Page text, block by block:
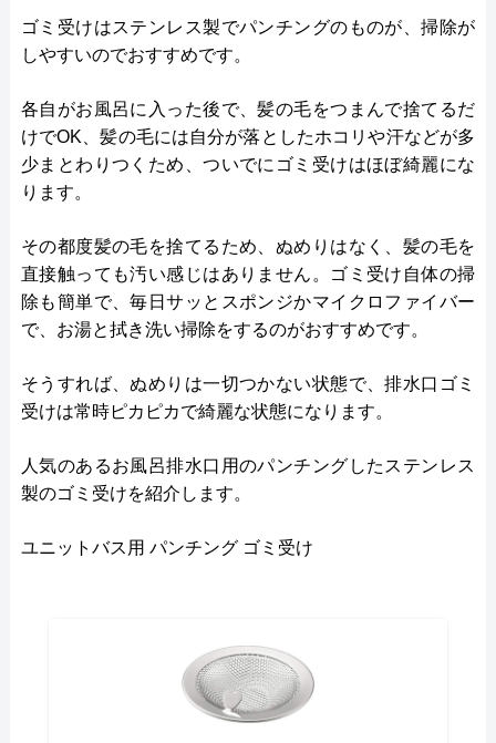
ゴミ受けはステンレス製でパンチングのものが、掃除が
しやすいのでおすすめです。
各自がお風呂に入った後で、髪の毛をつまんで捨てるだ
けでOK、髪の毛には自分が落としたホコリや汗などが多
少まとわりつくため、ついでにゴミ受けはほぼ綺麗にな
ります。
その都度髪の毛を捨てるため、ぬめりはなく、髪の毛を
直接触っても汚い感じはありません。ゴミ受け自体の掃
除も簡単で、毎日サッとスポンジかマイクロファイバー
で、お湯と拭き洗い掃除をするのがおすすめです。
そうすれば、ぬめりは一切つかない状態で、排水口ゴミ
受けは常時ピカピカで綺麗な状態になります。
人気のあるお風呂排水口用のパンチングしたステンレス
製のゴミ受けを紹介します。
ユニットバス用 パンチング ゴミ受け